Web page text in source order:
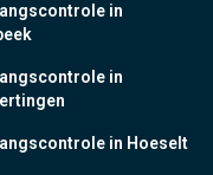
in
in
in Hoeselt